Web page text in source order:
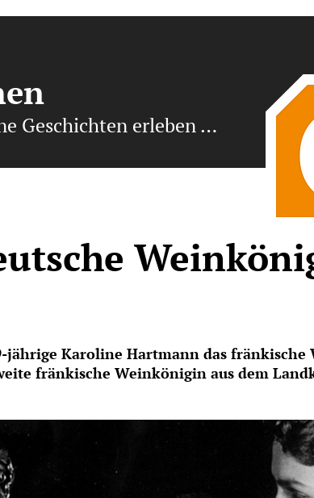
Geschichten erleben …
jährige Karoline Hartmann das fränkische
fränkische Weinkönigin aus dem